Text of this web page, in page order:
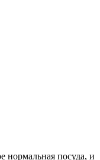
нормальная посуда, и